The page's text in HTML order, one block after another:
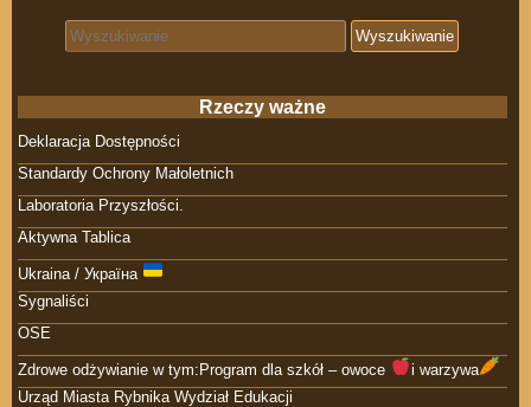
Search for:
Rzeczy ważne
Deklaracja Dostępności
Standardy Ochrony Małoletnich
Laboratoria Przyszłości.
Aktywna Tablica
Ukraina / Україна
Sygnaliści
OSE
Zdrowe odżywianie w tym:Program dla szkół – owoce
i warzywa
Urząd Miasta Rybnika Wydział Edukacji